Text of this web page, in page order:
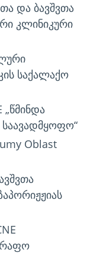
და ბავშვთა
კლინიკური
საქალაქო
„წმინდა
Oblast